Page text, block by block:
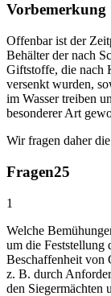
Vorbemerkung
Offenbar ist der
Behälter der nach
Giftstoffe, die nach
versenkt wurden,
im Wasser treiben
besonderer Art
Wir fragen daher
Fragen25
1
Welche
um die Feststellung
Beschaffenheit von
z. B. durch
den Siegermächten